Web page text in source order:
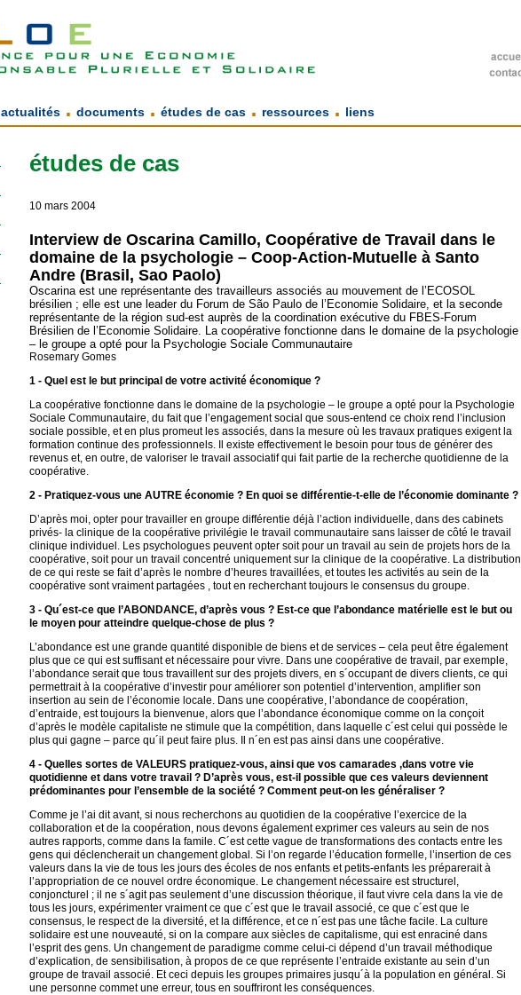
actualités . documents . études de cas . ressources . liens
études de cas
10 mars 2004
Interview de Oscarina Camillo, Coopérative de Travail dans le
domaine de la psychologie – Coop-Action-Mutuelle à Santo
Andre (Brasil, Sao Paolo)
Oscarina est une représentante des travailleurs associés au mouvement de l’ECOSOL
brésilien ; elle est une leader du Forum de São Paulo de l’Economie Solidaire, et la seconde
représentante de la région sud-est auprès de la coordination exécutive du FBES-Forum
Brésilien de l’Economie Solidaire. La coopérative fonctionne dans le domaine de la psychologie
– le groupe a opté pour la Psychologie Sociale Communautaire
Rosemary Gomes
1 - Quel est le but principal de votre activité économique ?
La coopérative fonctionne dans le domaine de la psychologie – le groupe a opté pour la Psychologie
Sociale Communautaire, du fait que l’engagement social que sous-entend ce choix rend l’inclusion
sociale possible, et en plus promeut les associés, dans la mesure où les travaux pratiques exigent la
formation continue des professionnels. Il existe effectivement le besoin pour tous de générer des
revenus et, en outre, de valoriser le travail associatif qui fait partie de la recherche quotidienne de la
coopérative.
2 - Pratiquez-vous une AUTRE économie ? En quoi se différentie-t-elle de l’économie dominante ?
D’après moi, opter pour travailler en groupe différentie déjà l’action individuelle, dans des cabinets
privés- la clinique de la coopérative privilégie le travail communautaire sans laisser de côté le travail
clinique individuel. Les psychologues peuvent opter soit pour un travail au sein de projets hors de la
coopérative, soit pour un travail concentré uniquement sur la clinique de la coopérative. La distribution
de ce qui reste se fait d’après le nombre d’heures travaillées, et toutes les activités au sein de la
coopérative sont vraiment partagées , tout en recherchant toujours le consensus du groupe.
3 - Qu´est-ce que l’ABONDANCE, d’après vous ? Est-ce que l’abondance matérielle est le but ou
le moyen pour atteindre quelque-chose de plus ?
L’abondance est une grande quantité disponible de biens et de services – cela peut être également
plus que ce qui est suffisant et nécessaire pour vivre. Dans une coopérative de travail, par exemple,
l’abondance serait que tous travaillent sur des projets divers, en s´occupant de divers clients, ce qui
permettrait à la coopérative d’investir pour améliorer son potentiel d’intervention, amplifier son
insertion au sein de l’économie locale. Dans une coopérative, l’abondance de coopération,
d’entraide, est toujours la bienvenue, alors que l’abondance économique comme on la conçoit
d’après le modèle capitaliste ne stimule que la compétition, dans laquelle c´est celui qui possède le
plus qui gagne – parce qu´il peut faire plus. Il n´en est pas ainsi dans une coopérative.
4 - Quelles sortes de VALEURS pratiquez-vous, ainsi que vos camarades ,dans votre vie
quotidienne et dans votre travail ? D’après vous, est-il possible que ces valeurs deviennent
prédominantes pour l’ensemble de la société ? Comment peut-on les généraliser ?
Comme je l’ai dit avant, si nous recherchons au quotidien de la coopérative l’exercice de la
collaboration et de la coopération, nous devons également exprimer ces valeurs au sein de nos
autres rapports, comme dans la famile. C´est cette vague de transformations des contacts entre les
gens qui déclencherait un changement global. Si l’on regarde l’éducation formelle, l’insertion de ces
valeurs dans la vie de tous les jours des écoles de nos enfants et petits-enfants les préparerait à
l’appropriation de ce nouvel ordre économique. Le changement nécessaire est structurel,
conjoncturel ; il ne s´agit pas seulement d’une discussion théorique, il faut vivre cela dans la vie de
tous les jours, expérimenter vraiment ce que c´est que le travail associé, ce que c´est que le
consensus, le respect de la diversité, et la différence, et ce n´est pas une tâche facile. La culture
solidaire est une nouveauté, si on la compare aux siècles de capitalisme, qui est enraciné dans
l’esprit des gens. Un changement de paradigme comme celui-ci dépend d’un travail méthodique
d’explication, de sensibilisation, à propos de ce que représente l’entraide existante au sein d’un
groupe de travail associé. Et ceci depuis les groupes primaires jusqu´à la population en général. Si
une personne commet une erreur, tous en souffriront les conséquences.